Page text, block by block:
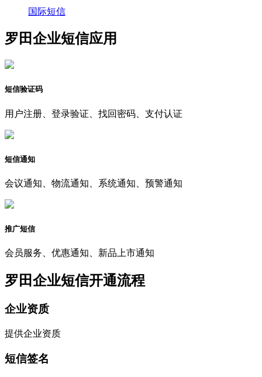
国际短信
罗田企业短信应用
短信验证码
用户注册、登录验证、找回密码、支付认证
短信通知
会议通知、物流通知、系统通知、预警通知
推广短信
会员服务、优惠通知、新品上市通知
罗田企业短信开通流程
企业资质
提供企业资质
短信签名